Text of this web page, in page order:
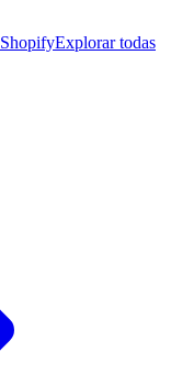
ShopifyExplorar todas